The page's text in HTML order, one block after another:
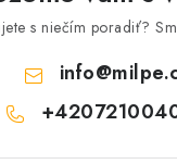
s niečím poradiť?
info@